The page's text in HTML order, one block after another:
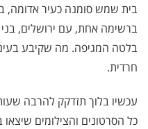
בית שמש סומנה כעיר אדומה,
ברשימה אחת, עם ירושלים,
בלטה המגיפה. מה שקיבע
חרדית.
עכשיו בלוך תזדקק להרבה
כל הסרטונים והצילומים